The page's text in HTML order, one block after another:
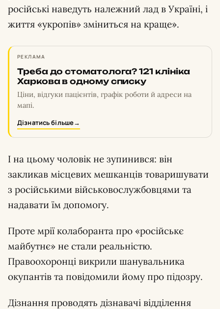
російські наведуть належний лад в Україні, і
життя «укропів» зміниться на краще».
РЕКЛАМА
Треба до стоматолога? 121 клініка
Харкова в одному списку
Ціни, відгуки пацієнтів, графік роботи й адреси на
мапі.
Дізнатись більше→
І на цьому чоловік не зупинився: він
закликав місцевих мешканців товаришувати
з російськими військовослужбовцями та
надавати їм допомогу.
Проте мрії колаборанта про «російськє
майбутнє» не стали реальністю.
Правоохоронці викрили шанувальника
окупантів та повідомили йому про підозру.
Дізнання проводять дізнавачі відділення